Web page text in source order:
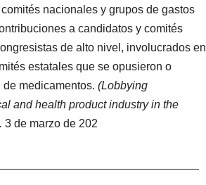
nacionales y grupos de gastos
a candidatos y comités
de alto nivel, involucrados en
estatales que se opusieron o
medicamentos. (Lobbying
and health product industry in the
3 de marzo de 202